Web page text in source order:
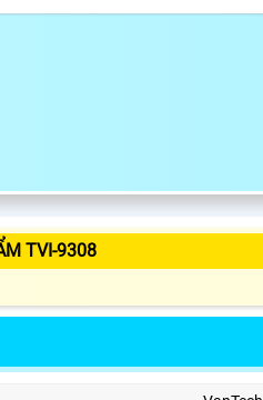
TVI-9308